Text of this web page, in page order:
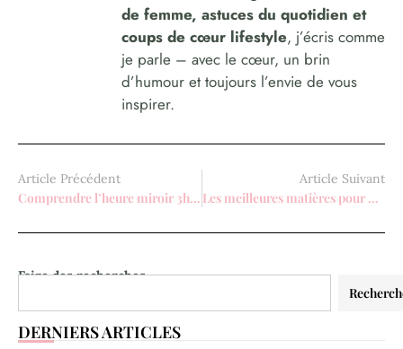
Faire des recherches
DERNIERS ARTICLES
de femme, astuces du quotidien et
coups de cœur lifestyle, j’écris comme
je parle – avec le cœur, un brin
d’humour et toujours l’envie de vous
inspirer.
Article Précédent
Comprendre l’heure miroir 3h33 : un éveil spirituel pour les femmes modernes
Article Suivant
Les meilleures matières pour une casquette femme confortable et élégante